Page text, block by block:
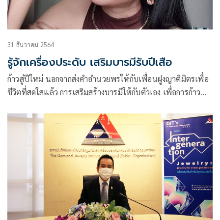
31 ธันวาคม 2564
รู้จักเครื่องประดับ เสริมบารมีรับปีเสือ
ก้าวสู่ปีใหม่ นอกจากส่งคำอำนวยพรให้กับเพื่อนฝูงญาติมิตรเพื่อ
ชีวิตที่สดใสแล้ว การเสริมสร้างบารมีให้กับตัวเอง เพื่อการก้าว